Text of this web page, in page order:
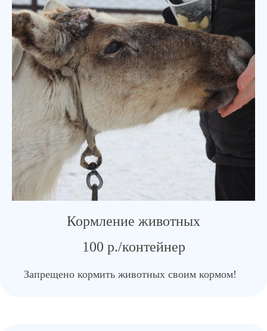
Кормление животных
100 р./контейнер
Запрещено кормить животных своим кормом!